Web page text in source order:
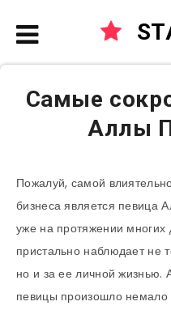
Самые
Аллы
Пожалуй, самой
бизнеса является певица
уже на протяжении многих
пристально наблюдает не
но и за ее личной жизнью.
певицы произошло немало